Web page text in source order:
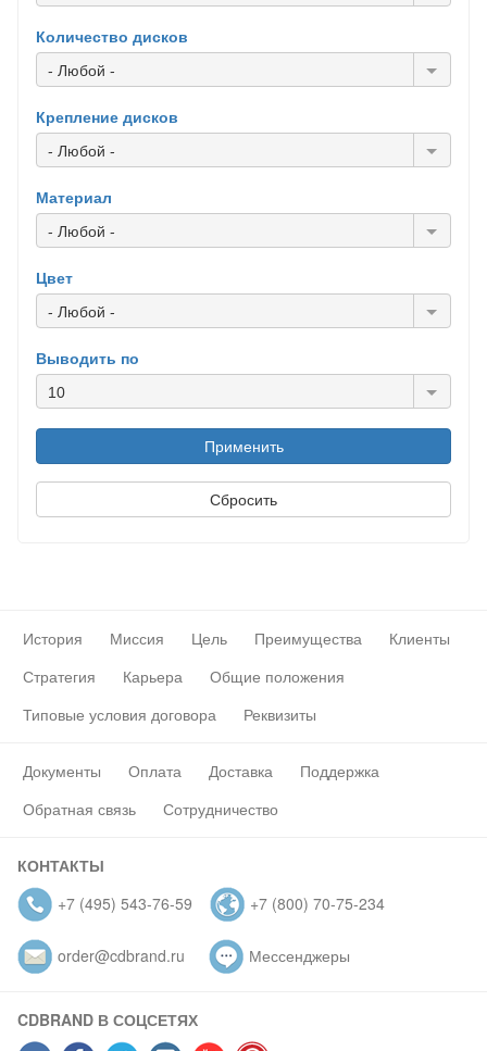
Количество дисков
- Любой -
Крепление дисков
- Любой -
Материал
- Любой -
Цвет
- Любой -
Выводить по
10
История Миссия Цель Преимущества
Клиенты
Стратегия
Карьера
Общие положения
Типовые условия договора
Реквизиты
Документы Оплата Доставка
Поддержка
Обратная связь
Сотрудничество
КОНТАКТЫ
+7 (495) 543-76-59
+7 (800) 70-75-234
order@cdbrand.ru Мессенджеры
CDBRAND В СОЦСЕТЯХ